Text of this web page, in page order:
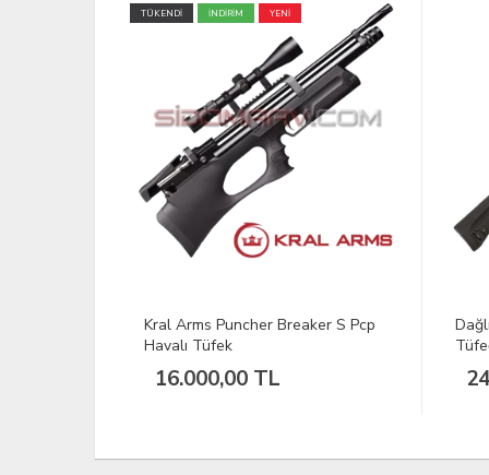
Dağlıoğlu Fd 20 Plastik Dipçik Av
Tüfeği
24.875,00 TL